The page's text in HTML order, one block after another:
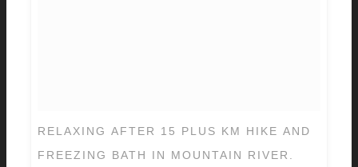
RELAXING AFTER 15 PLUS KM HIKE AND
FREEZING BATH IN MOUNTAIN RIVER.